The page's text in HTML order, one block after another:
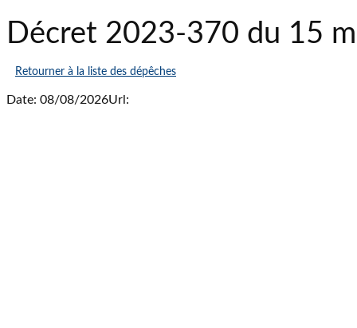
Décret 2023-370 du 15
Retourner à la liste des dépêches
Date: 08/08/2026Url: